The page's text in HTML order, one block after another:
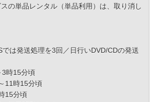
の単品レンタル（単品利用）は、取り消し
では発送処理を3回／日行いDVD/CDの発送
3時15分頃
11時15分頃
15分頃